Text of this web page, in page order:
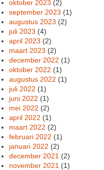
oktober 2023 (2)
september 2023 (1)
augustus 2023 (2)
juli 2023 (4)
april 2023 (2)
maart 2023 (2)
december 2022 (1)
oktober 2022 (1)
augustus 2022 (1)
juli 2022 (1)
juni 2022 (1)
mei 2022 (2)
april 2022 (1)
maart 2022 (2)
februari 2022 (1)
januari 2022 (2)
december 2021 (2)
november 2021 (1)